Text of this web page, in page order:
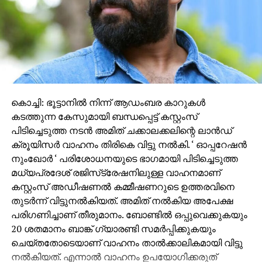
ടിവി നെറ്റ്‌വർക്കുടമ ജോര്‍ജുകുട്ടി (മോഹൻലാൽ)
നടത്തുന്ന കഠിന പോരാട്ടമാണ് കഥയുടെ പ്രമേയം.
കൊച്ചി: ഭൂട്ടാനില്‍ നിന്ന് ആഡംബര കാറുകള്‍
കടത്തുന്ന കേസുമായി ബന്ധപ്പെട്ട് കസ്റ്റംസ്
പിടിച്ചെടുത്ത നടന്‍ അമിത് ചക്കാലക്കലിന്റെ ലാന്‍ഡ്
ക്രൂയിസര്‍ വാഹനം തിരികെ വിട്ടു നല്‍കി. ‘ ഓപ്പറേഷന്‍
നുംഖോര്‍ ‘ പരിശോധനയുടെ ഭാഗമായി പിടിച്ചെടുത്ത
മധ്യപ്രദേശ് രജിസ്‌ട്രേഷനിലുള്ള വാഹനമാണ്
കസ്റ്റംസ് അഡീഷണല്‍ കമ്മീഷണറുടെ ഉത്തരവിനെ
തുടര്‍ന്ന് വിട്ടുനല്‍കിയത്. അമിത് നല്‍കിയ അപേക്ഷ
പരിഗണിച്ചാണ് തീരുമാനം. ബോണ്ടില്‍ ഒപ്പുവെക്കുകയും
20 ശതമാനം ബാങ്ക് ഗ്യാരണ്ടി സമര്‍പ്പിക്കുകയും
ചെയ്തതോടെയാണ് വാഹനം താല്‍ക്കാലികമായി വിട്ടു
നല്‍കിയത്. എന്നാല്‍ വാഹനം ഉപയോഗിക്കരുത്